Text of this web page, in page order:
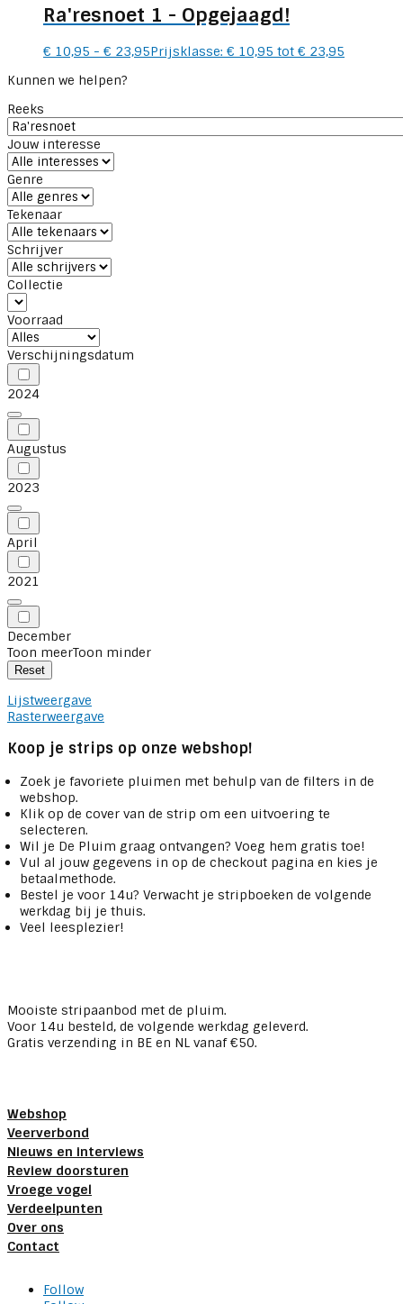
Ra'resnoet 1 - Opgejaagd!
€ 10,95 - € 23,95Prijsklasse: € 10,95 tot € 23,95
Kunnen we helpen?
Reeks
Jouw interesse
Genre
Tekenaar
Schrijver
Collectie
Voorraad
Verschijningsdatum
2024
Augustus
2023
April
2021
December
Toon meerToon minder
Reset
Lijstweergave
Rasterweergave
Koop je strips op onze webshop!
Zoek je favoriete pluimen met behulp van de filters in de
webshop.
Klik op de cover van de strip om een uitvoering te
selecteren.
Wil je De Pluim graag ontvangen? Voeg hem gratis toe!
Vul al jouw gegevens in op de checkout pagina en kies je
betaalmethode.
Bestel je voor 14u? Verwacht je stripboeken de volgende
werkdag bij je thuis.
Veel leesplezier!
Mooiste stripaanbod met de pluim.
Voor 14u besteld, de volgende werkdag geleverd.
Gratis verzending in BE en NL vanaf €50.
Webshop
Veerverbond
Nieuws en interviews
Review doorsturen
Vroege vogel
Verdeelpunten
Over ons
Contact
Follow